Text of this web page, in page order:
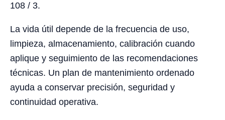
108 / 3.
La vida útil depende de la frecuencia de uso,
limpieza, almacenamiento, calibración cuando
aplique y seguimiento de las recomendaciones
técnicas. Un plan de mantenimiento ordenado
ayuda a conservar precisión, seguridad y
continuidad operativa.